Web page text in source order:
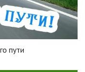
пути